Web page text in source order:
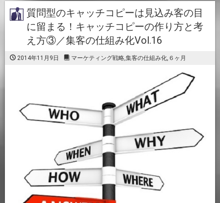
質問型のキャッチコピーは見込み客の目
に留まる！キャッチコピーの作り方と考
え方③／集客の仕組み化Vol.16
2014年11月9日 マーケティング戦略,集客の仕組み化, ６ヶ月